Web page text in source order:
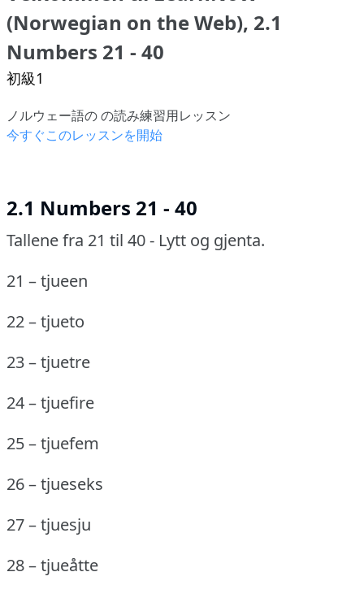
(Norwegian on the Web), 2.1
Numbers 21 - 40
初級1
ノルウェー語の の読み練習用レッスン
今すぐこのレッスンを開始
2.1 Numbers 21 - 40
Tallene fra 21 til 40 - Lytt og gjenta.
21 – tjueen
22 – tjueto
23 – tjuetre
24 – tjuefire
25 – tjuefem
26 – tjueseks
27 – tjuesju
28 – tjueåtte